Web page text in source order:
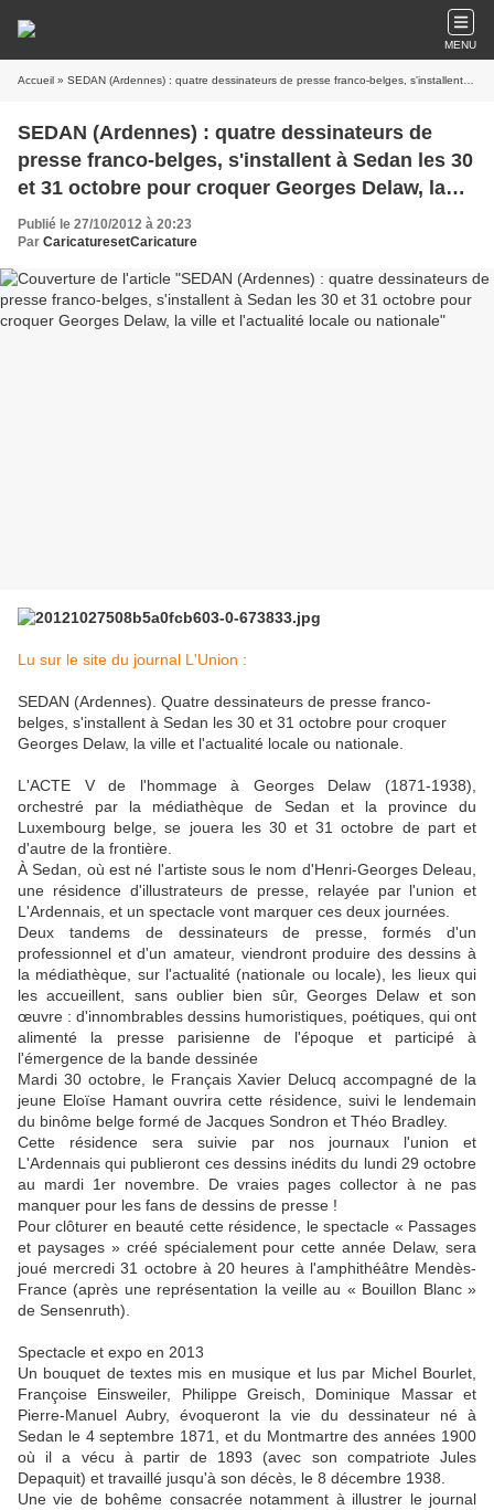
MENU
Accueil » SEDAN (Ardennes) : quatre dessinateurs de presse franco-belges, s'installent à Sedan les 30 et 31 octobre pour croquer Georges Delaw, la ville et l'actualité locale ou nationale
SEDAN (Ardennes) : quatre dessinateurs de
presse franco-belges, s'installent à Sedan les 30
et 31 octobre pour croquer Georges Delaw, la
ville et l'actualité locale ou nationale
Publié le 27/10/2012 à 20:23
Par CaricaturesetCaricature
Lu sur le site du journal L'Union :
SEDAN (Ardennes). Quatre dessinateurs de presse franco-
belges, s'installent à Sedan les 30 et 31 octobre pour croquer
Georges Delaw, la ville et l'actualité locale ou nationale.
L'ACTE V de l'hommage à Georges Delaw (1871-1938),
orchestré par la médiathèque de Sedan et la province du
Luxembourg belge, se jouera les 30 et 31 octobre de part et
d'autre de la frontière.
À Sedan, où est né l'artiste sous le nom d'Henri-Georges Deleau,
une résidence d'illustrateurs de presse, relayée par l'union et
L'Ardennais, et un spectacle vont marquer ces deux journées.
Deux tandems de dessinateurs de presse, formés d'un
professionnel et d'un amateur, viendront produire des dessins à
la médiathèque, sur l'actualité (nationale ou locale), les lieux qui
les accueillent, sans oublier bien sûr, Georges Delaw et son
œuvre : d'innombrables dessins humoristiques, poétiques, qui ont
alimenté la presse parisienne de l'époque et participé à
l'émergence de la bande dessinée
Mardi 30 octobre, le Français Xavier Delucq accompagné de la
jeune Eloïse Hamant ouvrira cette résidence, suivi le lendemain
du binôme belge formé de Jacques Sondron et Théo Bradley.
Cette résidence sera suivie par nos journaux l'union et
L'Ardennais qui publieront ces dessins inédits du lundi 29 octobre
au mardi 1er novembre. De vraies pages collector à ne pas
manquer pour les fans de dessins de presse !
Pour clôturer en beauté cette résidence, le spectacle « Passages
et paysages » créé spécialement pour cette année Delaw, sera
joué mercredi 31 octobre à 20 heures à l'amphithéâtre Mendès-
France (après une représentation la veille au « Bouillon Blanc »
de Sensenruth).
Spectacle et expo en 2013
Un bouquet de textes mis en musique et lus par Michel Bourlet,
Françoise Einsweiler, Philippe Greisch, Dominique Massar et
Pierre-Manuel Aubry, évoqueront la vie du dessinateur né à
Sedan le 4 septembre 1871, et du Montmartre des années 1900
où il a vécu à partir de 1893 (avec son compatriote Jules
Depaquit) et travaillé jusqu'à son décès, le 8 décembre 1938.
Une vie de bohême consacrée notamment à illustrer le journal